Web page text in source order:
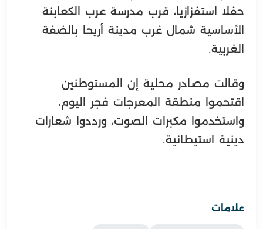
حفلا استفزازيا، قرب مدرسة عرب الكعابنة
الأساسية شمال غرب مدينة أريحا بالضفة
الغربية.
وقالت مصادر محلية إن المستوطنين
اقتحموا منطقة المعرجات فجر اليوم،
واستخدموا مكبرات الصوت، ورددوا شعارات
دينية استيطانية.
علامات